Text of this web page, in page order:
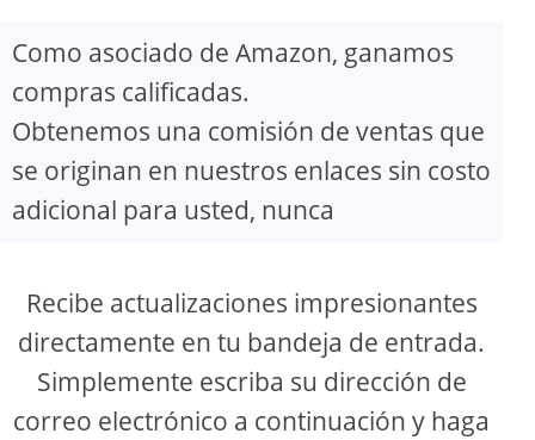
Como asociado de Amazon, ganamos
compras calificadas.
Obtenemos una comisión de ventas que
se originan en nuestros enlaces sin costo
adicional para usted, nunca
Recibe actualizaciones impresionantes
directamente en tu bandeja de entrada.
Simplemente escriba su dirección de
correo electrónico a continuación y haga